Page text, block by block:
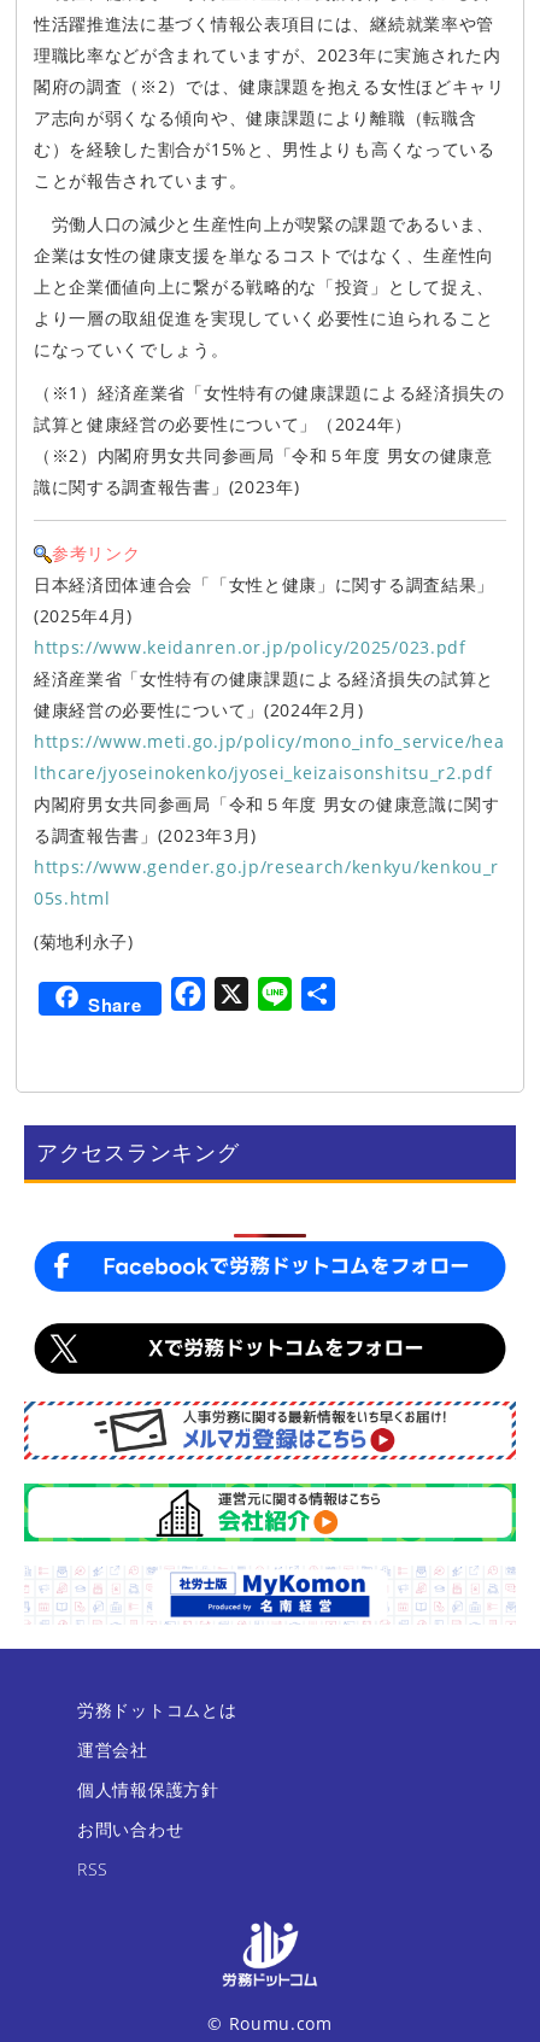
性活躍推進法に基づく情報公表項目には、継続就業率や管
理職比率などが含まれていますが、2023年に実施された内
閣府の調査（※2）では、健康課題を抱える女性ほどキャリ
ア志向が弱くなる傾向や、健康課題により離職（転職含
む）を経験した割合が15%と、男性よりも高くなっている
ことが報告されています。
労働人口の減少と生産性向上が喫緊の課題であるいま、
企業は女性の健康支援を単なるコストではなく、生産性向
上と企業価値向上に繋がる戦略的な「投資」として捉え、
より一層の取組促進を実現していく必要性に迫られること
になっていくでしょう。
（※1）経済産業省「女性特有の健康課題による経済損失の
試算と健康経営の必要性について」（2024年）
（※2）内閣府男女共同参画局「令和５年度 男女の健康意
識に関する調査報告書」(2023年)
参考リンク
日本経済団体連合会「「女性と健康」に関する調査結果」
(2025年4月)
https://www.keidanren.or.jp/policy/2025/023.pdf
経済産業省「女性特有の健康課題による経済損失の試算と
健康経営の必要性について」(2024年2月)
https://www.meti.go.jp/policy/mono_info_service/hea
lthcare/jyoseinokenko/jyosei_keizaisonshitsu_r2.pdf
内閣府男女共同参画局「令和５年度 男女の健康意識に関す
る調査報告書」(2023年3月)
https://www.gender.go.jp/research/kenkyu/kenkou_r
05s.html
(菊地利永子)
Share
e
b
o
e
アクセスランキング
労務ドットコムとは
運営会社
個人情報保護方針
お問い合わせ
RSS
© Roumu.com